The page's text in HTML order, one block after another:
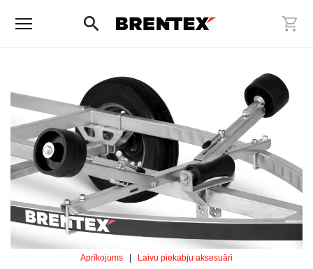
Aprīkojums Laivu piekabju aksesuāri